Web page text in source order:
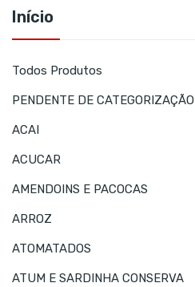
Início
Todos Produtos
PENDENTE DE CATEGORIZAÇÃO
ACAI
ACUCAR
AMENDOINS E PACOCAS
ARROZ
ATOMATADOS
ATUM E SARDINHA CONSERVA